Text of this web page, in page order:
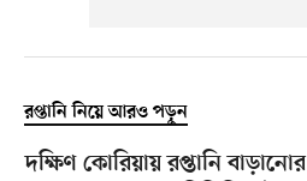
রপ্তানি নিয়ে আরও পড়ুন
দক্ষিণ কোরিয়ায় রপ্তানি বাড়ানোর